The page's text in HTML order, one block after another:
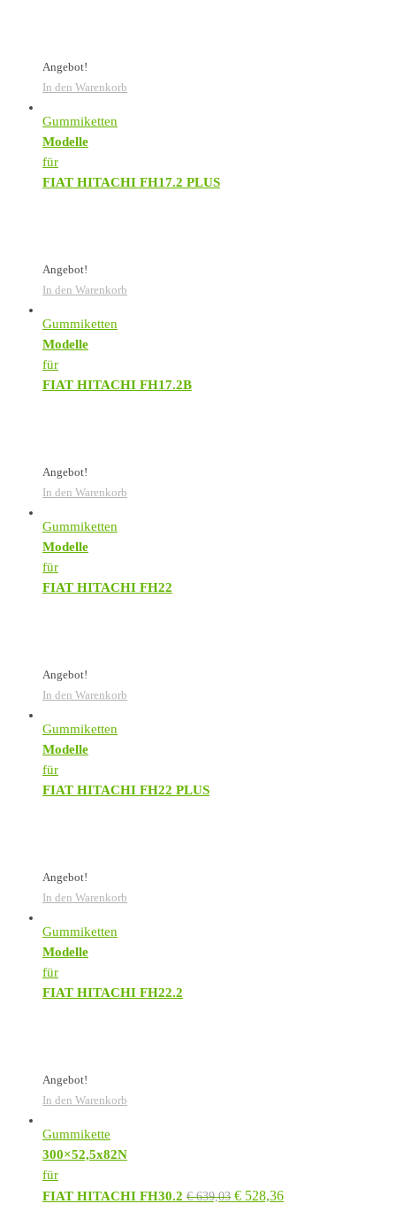
Angebot!
In den Warenkorb
Gummiketten
Modelle
für
FIAT HITACHI FH17.2 PLUS
Angebot!
In den Warenkorb
Gummiketten
Modelle
für
FIAT HITACHI FH17.2B
Angebot!
In den Warenkorb
Gummiketten
Modelle
für
FIAT HITACHI FH22
Angebot!
In den Warenkorb
Gummiketten
Modelle
für
FIAT HITACHI FH22 PLUS
Angebot!
In den Warenkorb
Gummiketten
Modelle
für
FIAT HITACHI FH22.2
Angebot!
In den Warenkorb
Gummikette
300×52,5x82N
für
FIAT HITACHI FH30.2 €639,03 € 528,36